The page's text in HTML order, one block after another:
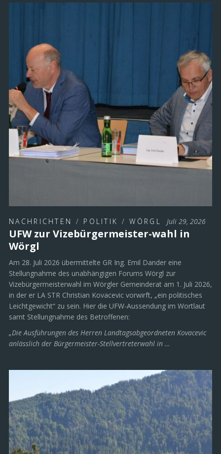
NACHRICHTEN / POLITIK /WÖRGL Juli 29, 2026
UFW zur Vizebürgermeister-wahl in
Wörgl
Am 28. Juli 2026 übermittelte GR Ing. Emil Dander eine
Stellungnahme des unabhängigen Forums Wörgl zur
Vizebürgermeisterwahl im Wörgler Gemeinderat am 1. Juli 2026,
in der er LA STR Christian Kovacevic vorwirft, „ein politisches
Leichtgewicht“ zu sein. Hier die UFW-Aussendung im Wortlaut
samt Stellungnahme des Betroffenen:
„Die Ausführungen des Herren Landtagsabgeordneten Kovacevic
anlässlich der Bürgermeister-Stellvertreterwahl in …